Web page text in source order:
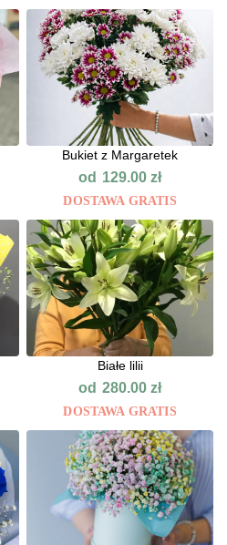
Bukiet z Margaretek
od 129.00zł
DOSTAWA GRATIS
Białe lilii
od 280.00zł
DOSTAWA GRATIS